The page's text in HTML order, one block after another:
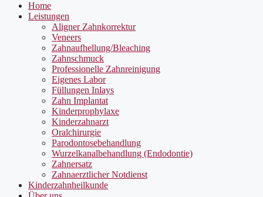
Home
Leistungen
Aligner Zahnkorrektur
Veneers
Zahnaufhellung/Bleaching
Zahnschmuck
Professionelle Zahnreinigung
Eigenes Labor
Füllungen Inlays
Zahn Implantat
Kinderprophylaxe
Kinderzahnarzt
Oralchirurgie
Parodontosebehandlung
Wurzelkanalbehandlung (Endodontie)
Zahnersatz
Zahnaerztlicher Notdienst
Kinderzahnheilkunde